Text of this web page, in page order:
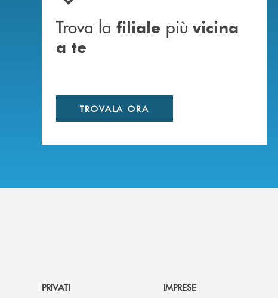
Trova la filiale più vicina
a te
TROVALA ORA
PRIVATI
IMPRESE